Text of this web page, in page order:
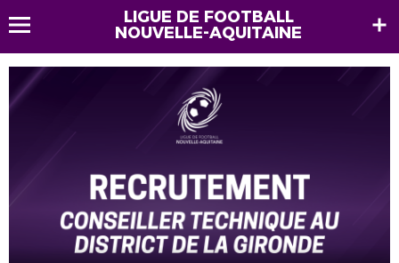
LIGUE DE FOOTBALL
NOUVELLE-AQUITAINE